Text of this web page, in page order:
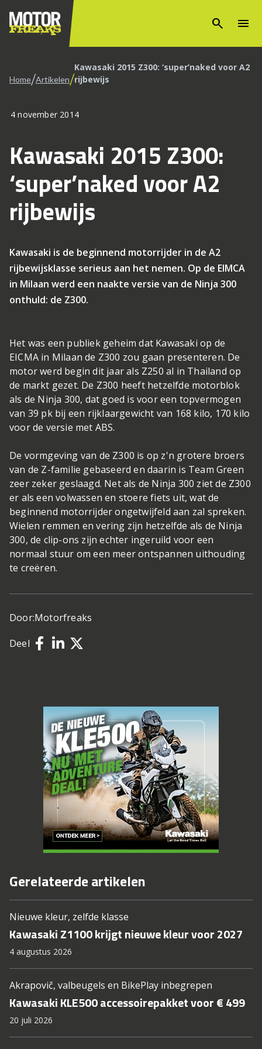
search menu
Home/Artikelen/Kawasaki 2015 Z300: ‘super’naked voor A2
rijbewijs
4 november 2014
Kawasaki 2015 Z300:
‘super’naked voor A2
rijbewijs
Kawasaki is de beginnend motorrijder in de A2
rijbewijsklasse serieus aan het nemen. Op de EIMCA
in Milaan werd een naakte versie van de Ninja 300
onthuld: de Z300.
Het was een publiek geheim dat Kawasaki op de
EICMA in Milaan de Z300 zou gaan presenteren. De
motor werd begin dit jaar als Z250 al in Thailand op
de markt gezet. De Z300 heeft hetzelfde motorblok
als de Ninja 300, dat goed is voor een topvermogen
van 39 pk bij een rijklaargewicht van 168 kilo, 170 kilo
voor de versie met ABS.
De vormgeving van de Z300 is op z'n grotere broers
van de Z-familie gebaseerd en daarin is Team Green
zeer zeker geslaagd. Net als de Ninja 300 ziet de Z300
er als een volwassen en stoere fiets uit, wat de
beginnend motorrijder ongetwijfeld aan zal spreken.
Wielen remmen en vering zijn hetzelfde als de Ninja
300, de clip-ons zijn echter ingeruild voor een
normaal stuur om een meer ontspannen uithouding
te creëren.
Door:Motorfreaks
Deel
Gerelateerde artikelen
Nieuwe kleur, zelfde klasse
Kawasaki Z1100 krijgt nieuwe kleur voor 2027
4 augustus 2026
Akrapovič, valbeugels en BikePlay inbegrepen
Kawasaki KLE500 accessoirepakket voor € 499
20 juli 2026